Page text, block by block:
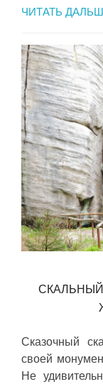
ЧИТАТЬ
Сказочный
своей
Не